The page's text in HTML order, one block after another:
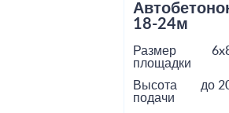
18-24м
Размер
площадки
Высота
подачи
до